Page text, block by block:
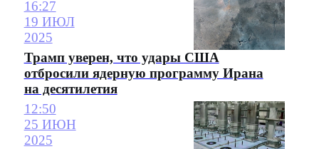
16:27
19 ИЮЛ
2025
Трамп уверен, что удары США
отбросили ядерную программу Ирана
на десятилетия
12:50
25 ИЮН
2025